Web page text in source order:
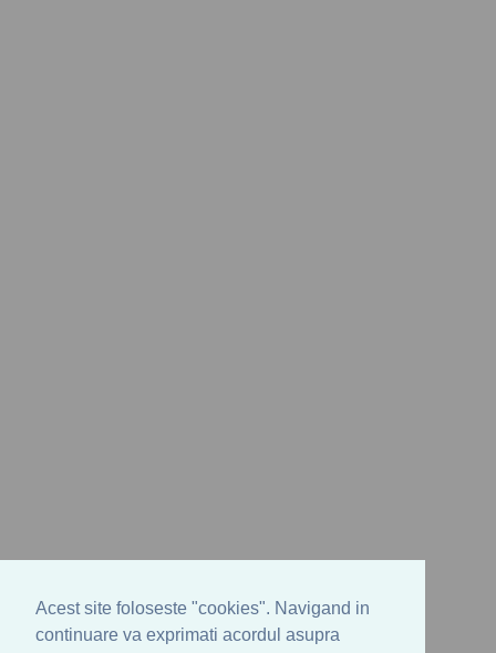
Acest site foloseste "cookies". Navigand in
continuare va exprimati acordul asupra